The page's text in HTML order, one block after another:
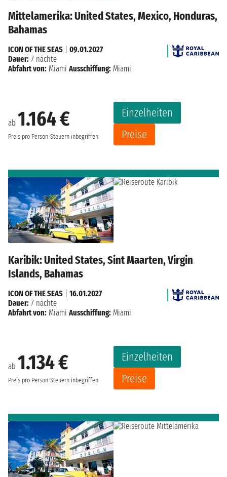
Mittelamerika: United States, Mexico, Honduras,
Bahamas
ab 1.164 €
Preis pro Person Steuern inbegriffen
Einzelheiten
Preise
ICON OF THE SEAS
09.01.2027
Dauer: 7 nächte
Abfahrt von: Miami Ausschiffung: Miami
Karibik: United States, Sint Maarten, Virgin
Islands, Bahamas
ab 1.134 €
Preis pro Person Steuern inbegriffen
Einzelheiten
Preise
ICON OF THE SEAS
16.01.2027
Dauer: 7 nächte
Abfahrt von: Miami Ausschiffung: Miami